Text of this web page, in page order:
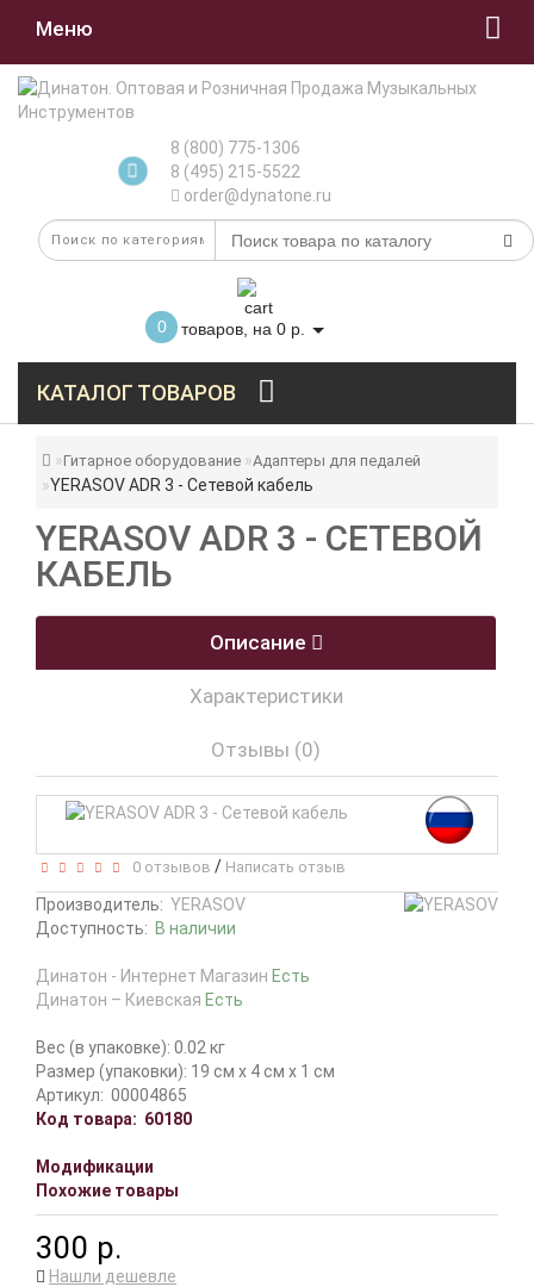
Меню
8 (800) 775-1306
8 (495) 215-5522
order@dynatone.ru
0 товаров, на 0 р.
КАТАЛОГ ТОВАРОВ
Гитарное оборудование Адаптеры для педалей
YERASOV ADR 3 - Сетевой кабель
YERASOV ADR 3 - СЕТЕВОЙ
КАБЕЛЬ
Описание
Характеристики
Отзывы (0)
0 отзывов / Написать отзыв
Производитель: YERASOV
Доступность: В наличии
Динатон - Интернет Магазин Есть
Динатон – Киевская Есть
Вес (в упаковке): 0.02 кг
Размер (упаковки): 19 см x 4 см x 1 см
Артикул: 00004865
Код товара: 60180
Модификации
Похожие товары
300 р.
Нашли дешевле